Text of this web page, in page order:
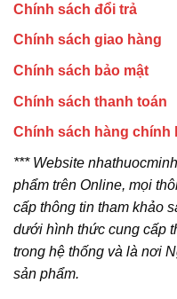
Chính sách đổi trả
Chính sách giao hàng
Chính sách bảo mật
Chính sách thanh toán
Chính sách hàng chính
*** Website
phẩm trên Online, mọi
cấp thông tin tham khảo
dưới hình thức cung cấp
trong hệ thống và là nơi
sản phẩm.